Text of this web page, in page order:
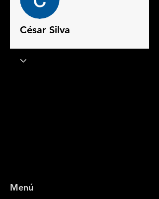
César Silva
Menú